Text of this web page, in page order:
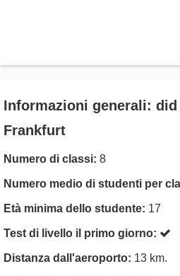
Informazioni generali:
Frankfurt
Numero di classi: 8
Numero medio di studenti per
Età minima dello studente: 17
Test di livello il primo giorno:
Distanza dall'aeroporto: 13 km.